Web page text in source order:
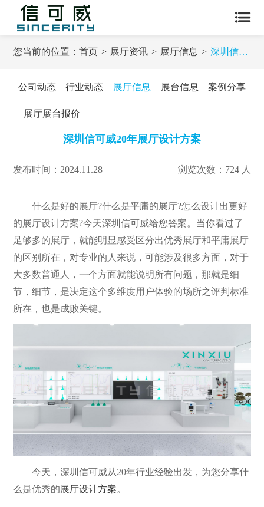
您当前的位置：首页 展厅资讯 展厅信息 深圳信可威20年展厅设计方案
公司动态 行业动态 展厅信息 展台信息 案例分享
展厅展台报价
深圳信可威20年展厅设计方案
发布时间：2024.11.28 浏览次数：724 人
什么是好的展厅?什么是平庸的展厅?怎么设计出更好
的展厅设计方案?今天深圳信可威给您答案。当你看过了
足够多的展厅，就能明显感受区分出优秀展厅和平庸展厅
的区别所在，对专业的人来说，可能涉及很多方面，对于
大多数普通人，一个方面就能说明所有问题，那就是细
节，细节，是决定这个多维度用户体验的场所之评判标准
所在，也是成败关键。
今天，深圳信可威从20年行业经验出发，为您分享什
么是优秀的展厅设计方案。